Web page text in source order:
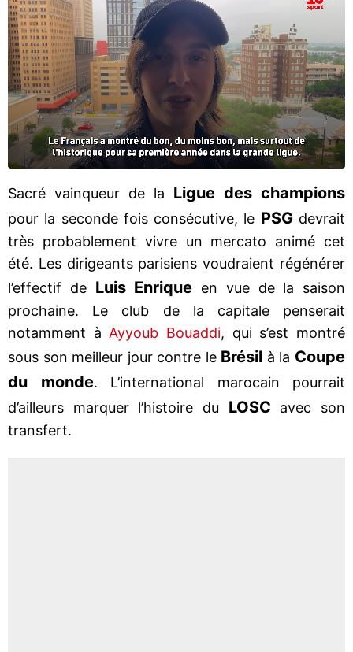
Sacré vainqueur de la Ligue des champions
pour la seconde fois consécutive, le PSG devrait
très probablement vivre un mercato animé cet
été. Les dirigeants parisiens voudraient régénérer
l’effectif de Luis Enrique en vue de la saison
prochaine. Le club de la capitale penserait
notamment à Ayyoub Bouaddi, qui s’est montré
sous son meilleur jour contre le Brésil à la Coupe
du monde. L’international marocain pourrait
d’ailleurs marquer l’histoire du LOSC avec son
transfert.